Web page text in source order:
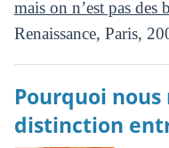
mais on n’est pas des
Renaissance, Paris,
Pourquoi
distinction